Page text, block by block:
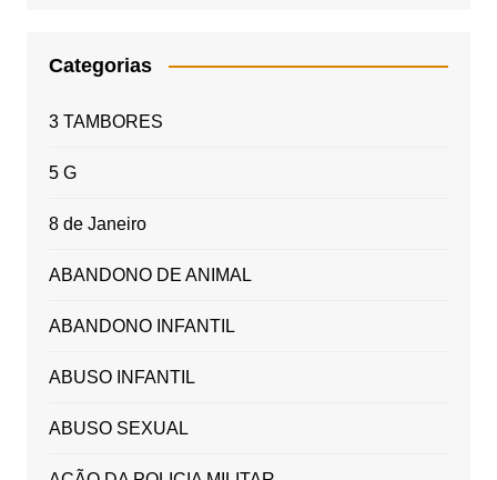
Categorias
3 TAMBORES
5 G
8 de Janeiro
ABANDONO DE ANIMAL
ABANDONO INFANTIL
ABUSO INFANTIL
ABUSO SEXUAL